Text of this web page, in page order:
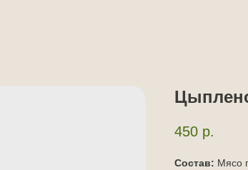
450 р.
Состав: Мясо